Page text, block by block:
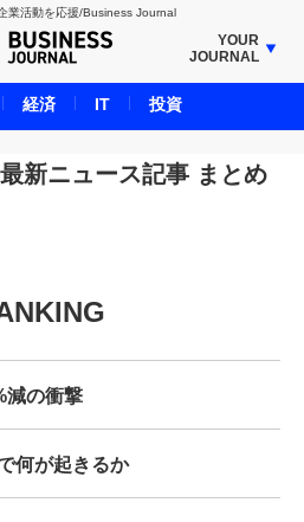
業活動を応援/Business Journal
YOUR
JOURNAL
JOURNAL
JOURNAL
CREDITS JOURNAL
JOURNAL
新ニュース記事 まとめ
減の衝撃
何が起きるか
経済 IT 投資